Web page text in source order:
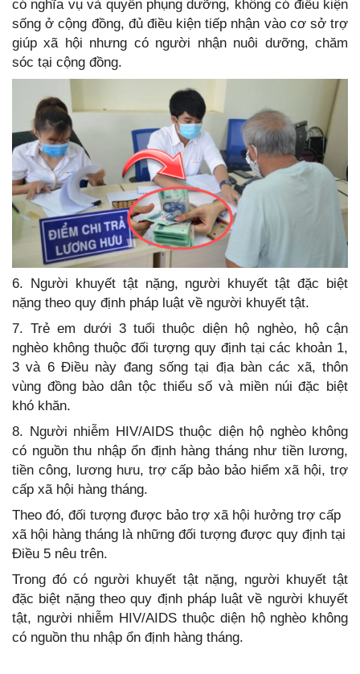
có nghĩa vụ và quyền phụng dưỡng, không có điều kiện
sống ở cộng đồng, đủ điều kiện tiếp nhận vào cơ sở trợ
giúp xã hội nhưng có người nhận nuôi dưỡng, chăm
sóc tại cộng đồng.
6. Người khuyết tật nặng, người khuyết tật đặc biệt
nặng theo quy định pháp luật về người khuyết tật.
7. Trẻ em dưới 3 tuổi thuộc diện hộ nghèo, hộ cận
nghèo không thuộc đối tượng quy định tại các khoản 1,
3 và 6 Điều này đang sống tại địa bàn các xã, thôn
vùng đồng bào dân tộc thiểu số và miền núi đặc biệt
khó khăn.
8. Người nhiễm HIV/AIDS thuộc diện hộ nghèo không
có nguồn thu nhập ổn định hàng tháng như tiền lương,
tiền công, lương hưu, trợ cấp bảo bảo hiểm xã hội, trợ
cấp xã hội hàng tháng.
Theo đó, đối tượng được bảo trợ xã hội hưởng trợ cấp
xã hội hàng tháng là những đối tượng được quy định tại
Điều 5 nêu trên.
Trong đó có người khuyết tật nặng, người khuyết tật
đặc biệt nặng theo quy định pháp luật về người khuyết
tật, người nhiễm HIV/AIDS thuộc diện hộ nghèo không
có nguồn thu nhập ổn định hàng tháng.